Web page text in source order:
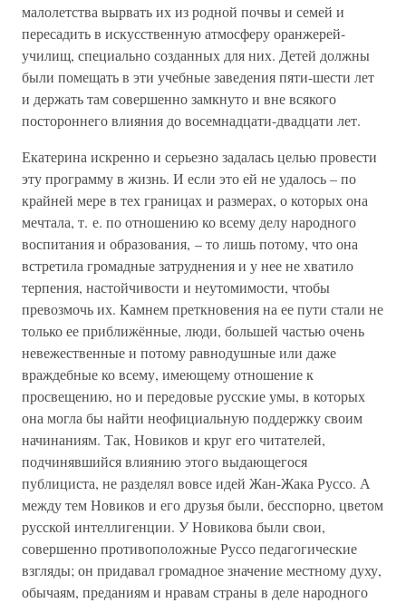
малолетства вырвать их из родной почвы и семей и
пересадить в искусственную атмосферу оранжерей-
училищ, специально созданных для них. Детей должны
были помещать в эти учебные заведения пяти-шести лет
и держать там совершенно замкнуто и вне всякого
постороннего влияния до восемнадцати-двадцати лет.
Екатерина искренно и серьезно задалась целью провести
эту программу в жизнь. И если это ей не удалось – по
крайней мере в тех границах и размерах, о которых она
мечтала, т. е. по отношению ко всему делу народного
воспитания и образования, – то лишь потому, что она
встретила громадные затруднения и у нее не хватило
терпения, настойчивости и неутомимости, чтобы
превозмочь их. Камнем преткновения на ее пути стали не
только ее приближённые, люди, большей частью очень
невежественные и потому равнодушные или даже
враждебные ко всему, имеющему отношение к
просвещению, но и передовые русские умы, в которых
она могла бы найти неофициальную поддержку своим
начинаниям. Так, Новиков и круг его читателей,
подчинявшийся влиянию этого выдающегося
публициста, не разделял вовсе идей Жан-Жака Руссо. А
между тем Новиков и его друзья были, бесспорно, цветом
русской интеллигенции. У Новикова были свои,
совершенно противоположные Руссо педагогические
взгляды; он придавал громадное значение местному духу,
обычаям, преданиям и нравам страны в деле народного